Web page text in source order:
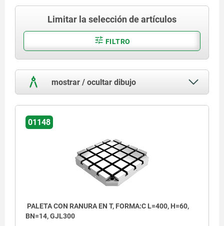
Limitar la selección de artículos
FILTRO
mostrar / ocultar dibujo
01148
PALETA CON RANURA EN T, FORMA:C L=400, H=60,
BN=14, GJL300